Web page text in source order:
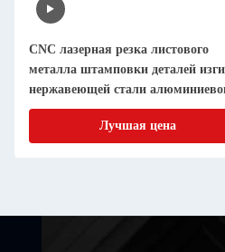
Алюминиевая латунь
Металлические штамповые
Лазерная резка с точностью
Лучшая цена